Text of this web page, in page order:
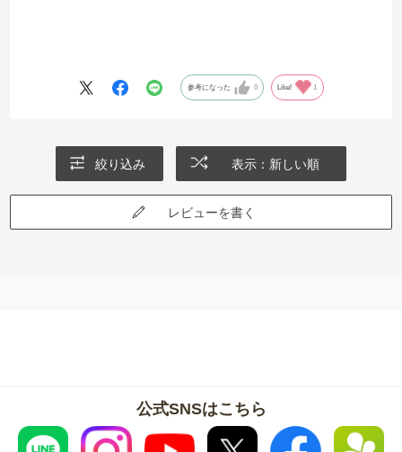
参考になった 0 Like! 1
絞り込み 表示：新しい順
レビューを書く
公式SNSはこちら